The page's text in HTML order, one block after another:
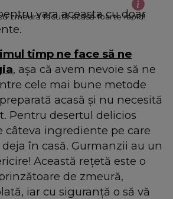
zmeură făcută acasă foarte rapid!
vara aceasta cu doar
timp ne face să ne
, așa că avem nevoie să ne
cele mai bune metode
acasă și nu necesită
Pentru desertul delicios
câteva ingrediente pe care
în casă. Gurmanzii au un
Această rețetă este o
de zmeură,
iar cu siguranță o să vă